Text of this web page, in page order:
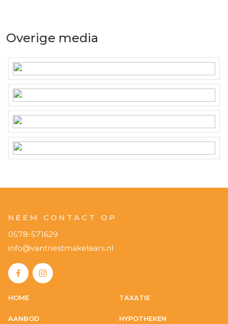
Overige media
NEEM CONTACT OP
0578-571629
info@vantriestmakelaars.nl
HOME
AANBOD
TAXATIE
HYPOTHEKEN